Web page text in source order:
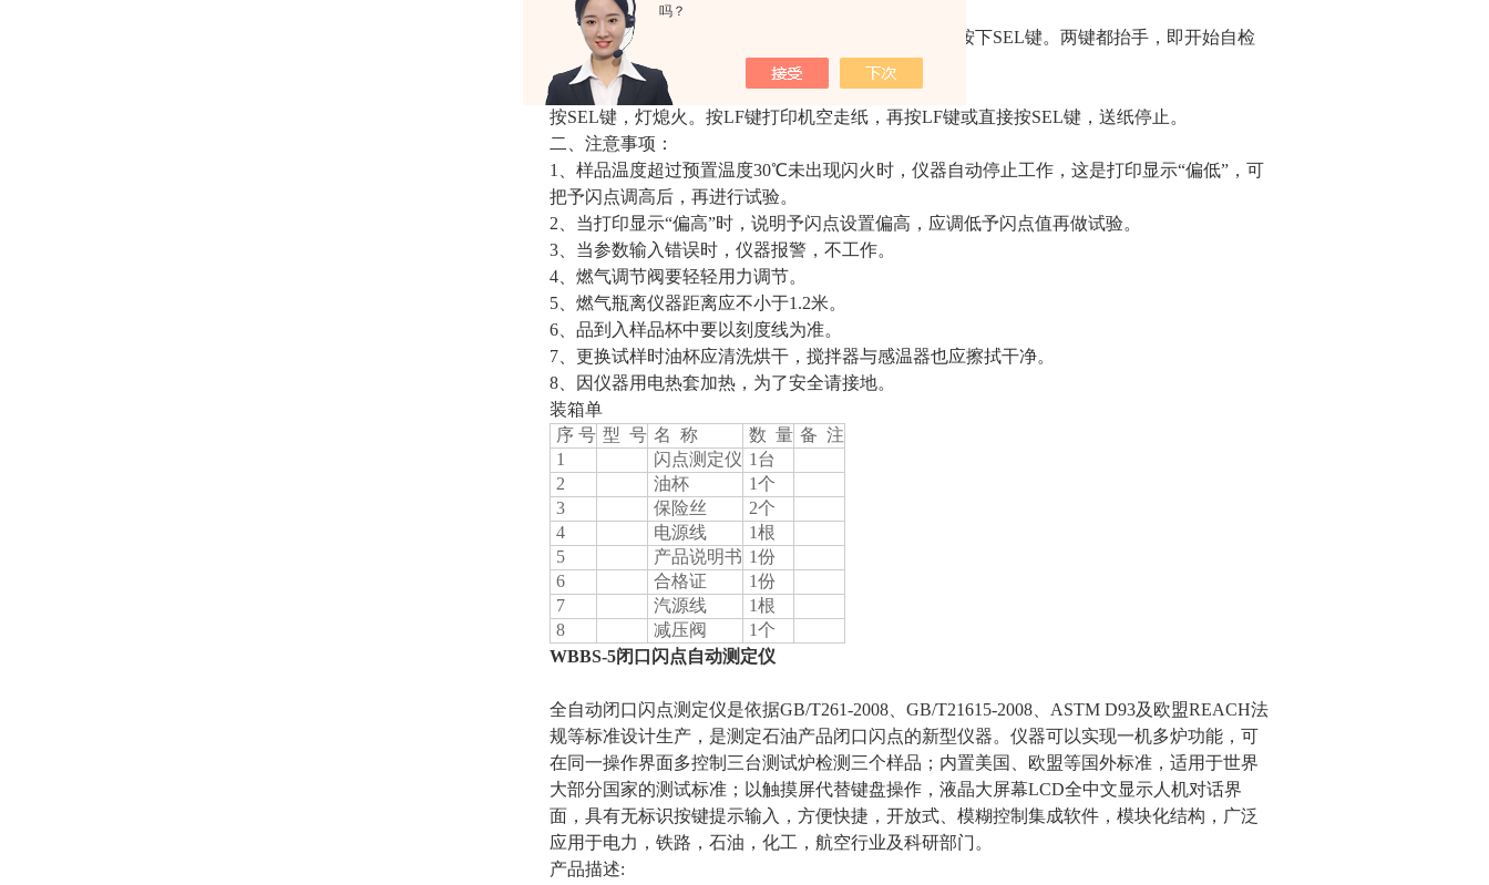
吗？
9、⑴打印机自检：
先按下SEL键，指示灯熄火，按下LF键不抬手，接着按下SEL键。两键都抬手，即开始自检
打印。再按SEL或LF键，则停止自检。
⑵送纸方式:
按SEL键，灯熄火。按LF键打印机空走纸，再按LF键或直接按SEL键，送纸停止。
二、注意事项：
1、样品温度超过预置温度30℃未出现闪火时，仪器自动停止工作，这是打印显示“偏低”，可
把予闪点调高后，再进行试验。
2、当打印显示“偏高”时，说明予闪点设置偏高，应调低予闪点值再做试验。
3、当参数输入错误时，仪器报警，不工作。
4、燃气调节阀要轻轻用力调节。
5、燃气瓶离仪器距离应不小于1.2米。
6、品到入样品杯中要以刻度线为准。
7、更换试样时油杯应清洗烘干，搅拌器与感温器也应擦拭干净。
8、因仪器用电热套加热，为了安全请接地。
装箱单
序 号 型 号 名 称 数 量 备 注
1
闪点测定仪 1台
2
油杯
1个
3
保险丝
2个
4
电源线
1根
5
产品说明书 1份
6
合格证
1份
7
汽源线
1根
8
减压阀
1个
WBBS-5闭口闪点自动测定仪
全自动闭口闪点测定仪是依据GB/T261-2008、GB/T21615-2008、ASTM D93及欧盟REACH法
规等标准设计生产，是测定石油产品闭口闪点的新型仪器。仪器可以实现一机多炉功能，可
在同一操作界面多控制三台测试炉检测三个样品；内置美国、欧盟等国外标准，适用于世界
大部分国家的测试标准；以触摸屏代替键盘操作，液晶大屏幕LCD全中文显示人机对话界
面，具有无标识按键提示输入，方便快捷，开放式、模糊控制集成软件，模块化结构，广泛
应用于电力，铁路，石油，化工，航空行业及科研部门。
产品描述: